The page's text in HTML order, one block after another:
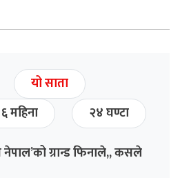
यो साता
६ महिना २४ घण्टा
ग्रान्ड फिनाले,, कसले